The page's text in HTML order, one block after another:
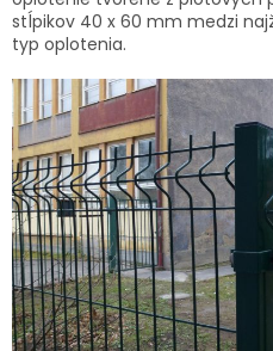
stĺpikov 40 x 60 mm medzi
typ oplotenia.